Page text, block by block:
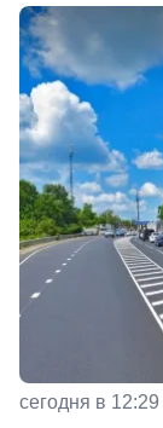
сегодня в 12:29